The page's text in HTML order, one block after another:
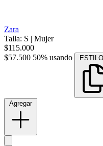
Zara
Talla: S | Mujer
$115.000
$57.500 50% usando
Agregar